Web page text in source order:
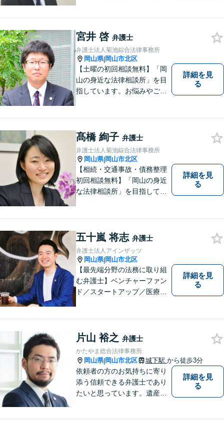
宮井 啓 弁護士
弁護士法人菊池綜合法律事務所
岡山県|岡山市北区
【土曜の初回相談無料】「岡
山の身近な法律相談所」を目
指しています。お悩みやご不
でも構いません。お気軽にご
相談ください。【土曜日も受
付可能】【専用駐車場あり】
詳細を見
る
髙橋 絢子 弁護士
弁護士法人菊池綜合法律事務所
岡山県|岡山市北区
【相続・交通事故・債務整理
初回相談無料】「岡山の身近
な法律相談所」を目指してい
んなささいなことでも構いま
せん。お気軽にご相談くださ
い。【土曜日も受付可能】
【専用駐車場あり】
詳細を見
る
五十嵐 将志 弁護士
弁護士法人アインザッツ
岡山県|岡山市北区
【最先端分野の法務に取り組
む弁護士】ベンチャーファン
ド／スタートアップ／医療介
に積極的に取り組みます。少
数の案件に集中し、「迅速対
応」を実現します！
詳細を見
る
片山 裕之 弁護士
かたやま総合法律事務所
岡山県|岡山市北区 城下駅 から徒歩3分
依頼者の方のお気持ちに寄り
添う信頼できる弁護士であり
たいと思っています。遺産分
詳細を見
る